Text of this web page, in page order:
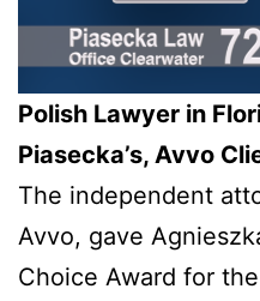
Polish Lawyer in
Piasecka’s, Avvo
The independent
Avvo, gave
Choice Award for